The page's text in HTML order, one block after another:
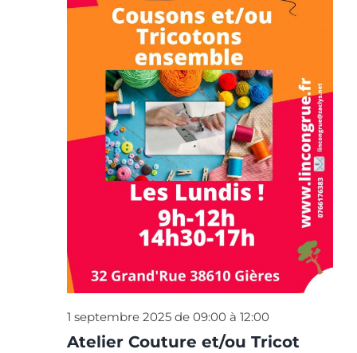
2025
vues
Atelier Couture et/ou Tricot
1 septembre 2025 de 09:00 à 12:00